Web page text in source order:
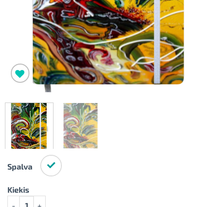
norimus
Spalva
Kiekis
produkto kiekis: Klasikinio stiliaus ir kieto viršelio užrašų